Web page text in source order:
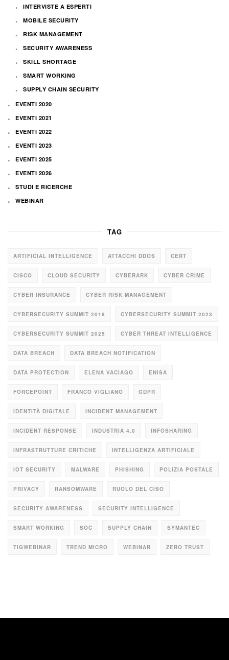
INTERVISTE A ESPERTI
MOBILE SECURITY
RISK MANAGEMENT
SECURITY AWARENESS
SKILL SHORTAGE
SMART WORKING
SUPPLY CHAIN SECURITY
EVENTI 2020
EVENTI 2021
EVENTI 2022
EVENTI 2023
EVENTI 2025
EVENTI 2026
STUDI E RICERCHE
WEBINAR
TAG
ARTIFICIAL INTELLIGENCE ATTACCHI DDOS CERT
CISCO CLOUD SECURITY CYBERARK CYBER CRIME
CYBER INSURANCE CYBER RISK MANAGEMENT
CYBERSECURITY SUMMIT 2018 CYBERSECURITY SUMMIT 2023
CYBERSECURITY SUMMIT 2025 CYBER THREAT INTELLIGENCE
DATA BREACH DATA BREACH NOTIFICATION
DATA PROTECTION ELENA VACIAGO ENISA
FORCEPOINT FRANCO VIGLIANO GDPR
IDENTITÀ DIGITALE INCIDENT MANAGEMENT
INCIDENT RESPONSE INDUSTRIA 4.0 INFOSHARING
INFRASTRUTTURE CRITICHE INTELLIGENZA ARTIFICIALE
IOT SECURITY MALWARE PHISHING POLIZIA POSTALE
PRIVACY RANSOMWARE RUOLO DEL CISO
SECURITY AWARENESS SECURITY INTELLIGENCE
SMART WORKING SOC SUPPLY CHAIN SYMANTEC
TIGWEBINAR TREND MICRO WEBINAR ZERO TRUST